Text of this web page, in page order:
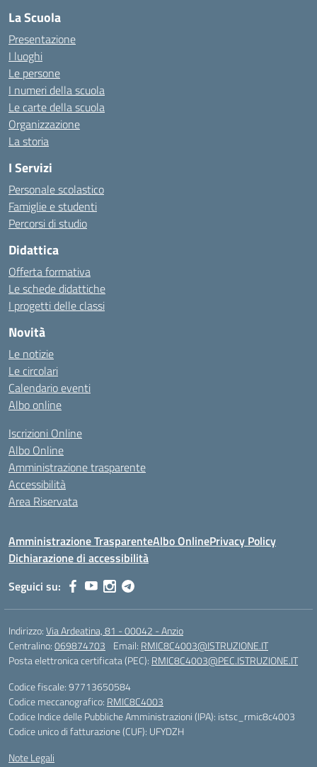
La Scuola
Presentazione
I luoghi
Le persone
I numeri della scuola
Le carte della scuola
Organizzazione
La storia
I Servizi
Personale scolastico
Famiglie e studenti
Percorsi di studio
Didattica
Offerta formativa
Le schede didattiche
I progetti delle classi
Novità
Le notizie
Le circolari
Calendario eventi
Albo online
Iscrizioni Online
Albo Online
Amministrazione trasparente
Accessibilità
Area Riservata
Amministrazione TrasparenteAlbo OnlinePrivacy Policy
Dichiarazione di accessibilità
Seguici su:
Indirizzo:Via Ardeatina, 81 - 00042 - Anzio
Centralino:069874703 Email: RMIC8C4003@ISTRUZIONE.IT
Posta elettronica certificata (PEC): RMIC8C4003@PEC.ISTRUZIONE.IT
Codice fiscale: 97713650584
Codice meccanografico: RMIC8C4003
Codice Indice delle Pubbliche Amministrazioni (IPA): istsc_rmic8c4003
Codice unico di fatturazione (CUF): UFYDZH
Note Legali